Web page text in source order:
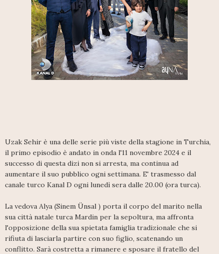
Uzak Sehir è una delle serie più viste della stagione in Turchia,
il primo episodio è andato in onda l'11 novembre 2024 e il
successo di questa dizi non si arresta, ma continua ad
aumentare il suo pubblico ogni settimana. E' trasmesso dal
canale turco Kanal D ogni lunedì sera dalle 20.00 (ora turca).
La vedova Alya (Sinem Ünsal ) porta il corpo del marito nella
sua città natale turca Mardin per la sepoltura, ma affronta
l'opposizione della sua spietata famiglia tradizionale che si
rifiuta di lasciarla partire con suo figlio, scatenando un
conflitto. Sarà costretta a rimanere e sposare il fratello del